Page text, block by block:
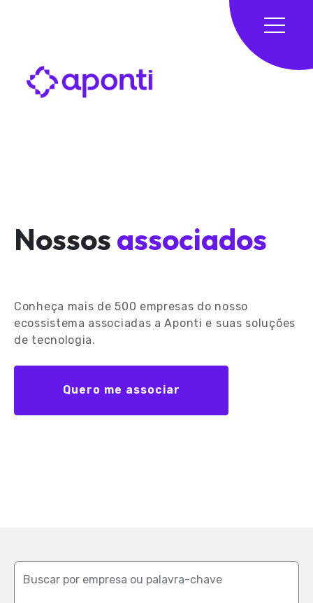
Nossosassociados
Conheça mais de 500 empresas do nosso
ecossistema associadas a Aponti e suas soluções
de tecnologia.
Quero me associar